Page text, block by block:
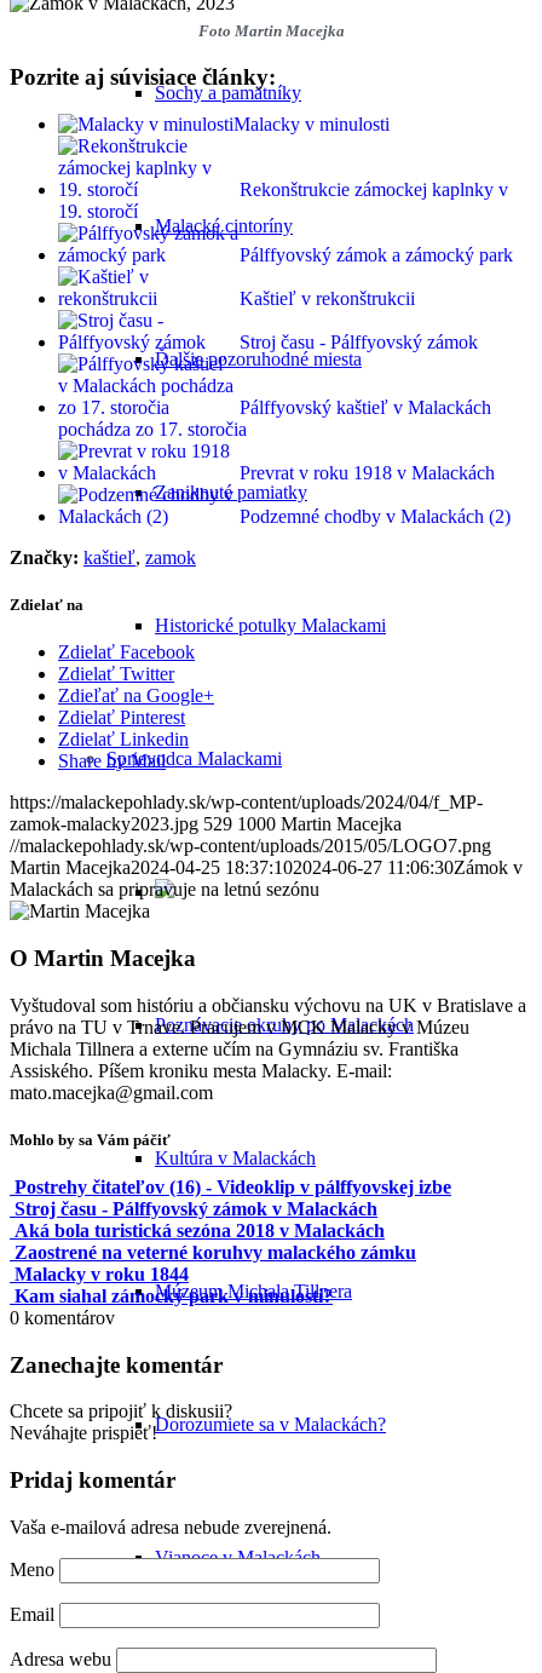
Sochy a pamätníky
Malacké cintoríny
Ďalšie pozoruhodné miesta
Zaniknuté pamiatky
Historické potulky Malackami
Sprievodca Malackami
Poznávacie okruhy po Malackách
Kultúra v Malackách
Múzeum Michala Tillnera
Dorozumiete sa v Malackách?
Vianoce v Malackách
Foto Martin Macejka
Pozrite aj súvisiace články:
Malacky v minulosti
Rekonštrukcie zámockej kaplnky v
19. storočí
Pálffyovský zámok a zámocký park
Kaštieľ v rekonštrukcii
Stroj času - Pálffyovský zámok
Pálffyovský kaštieľ v Malackách
pochádza zo 17. storočia
Prevrat v roku 1918 v Malackách
Podzemné chodby v Malackách (2)
Značky: kaštieľ, zamok
Zdielať na
Zdielať Facebook
Zdielať Twitter
Zdieľať na Google+
Zdielať Pinterest
Zdielať Linkedin
Share by Mail
https://malackepohlady.sk/wp-content/uploads/2024/04/f_MP-
zamok-malacky2023.jpg 529 1000 Martin Macejka
//malackepohlady.sk/wp-content/uploads/2015/05/LOGO7.png
Martin Macejka2024-04-25 18:37:102024-06-27 11:06:30Zámok v
Malackách sa pripravuje na letnú sezónu
O Martin Macejka
Vyštudoval som históriu a občiansku výchovu na UK v Bratislave a
právo na TU v Trnave. Pracujem v MCK Malacky v Múzeu
Michala Tillnera a externe učím na Gymnáziu sv. Františka
Assiského. Píšem kroniku mesta Malacky. E-mail:
mato.macejka@gmail.com
Mohlo by sa Vám páčiť
Postrehy čitateľov (16) - Videoklip v pálffyovskej izbe
Stroj času - Pálffyovský zámok v Malackách
Aká bola turistická sezóna 2018 v Malackách
Zaostrené na veterné koruhvy malackého zámku
Malacky v roku 1844
Kam siahal zámocký park v minulosti?
0 komentárov
Zanechajte komentár
Chcete sa pripojiť k diskusii?
Neváhajte prispieť!
Pridaj komentár
Vaša e-mailová adresa nebude zverejnená.
Meno
Email
Adresa webu